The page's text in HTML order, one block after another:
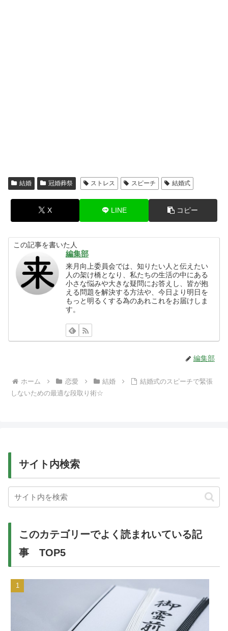
結婚 冠婚葬祭 ストレス スピーチ 結婚式
X LINE コピー
この記事を書いた人
編集部
来月向上委員会では、知りたい人と伝えたい
人の架け橋となり、私たちの生活の中にある
小さな悩みや大きな疑問にお答えし、皆が抱
える問題を解決する方法や、今日より明日を
もっと明るくする為のあれこれをお届けしま
す。
編集部
ホーム 恋愛 結婚
結婚式のスピーチで緊張
しないための最適な段取り術☆
サイト内検索
このカテゴリーでよく読まれいている記
事 TOP5